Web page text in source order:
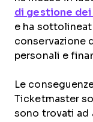
di gestione
e ha
conservazione
personali e
Le
Ticketmaster
sono trovati ad